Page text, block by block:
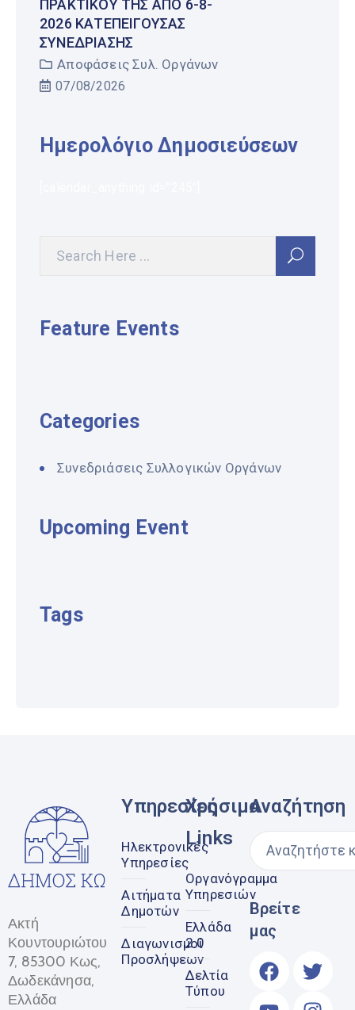
ΠΡΑΚΤΙΚΟΎ ΤΗΣ ΑΠΌ 6-8-
2026 ΚΑΤΕΠΕΊΓΟΥΣΑΣ
ΣΥΝΕΔΡΊΑΣΗΣ
Αποφάσεις Συλ. Οργάνων
07/08/2026
Ημερολόγιο Δημοσιεύσεων
Feature Events
Categories
Συνεδριάσεις Συλλογικών Οργάνων
Upcoming Event
Tags
Ακτή
Κουντουριώτου
7, 85300 Κως,
Δωδεκάνησα,
Ελλάδα
Υπηρεσίες
Ηλεκτρονικές
Υπηρεσίες
Αιτήματα
Δημοτών
Διαγωνισμοί
Προσλήψεων
Χρήσιμα
Links
Οργανόγραμμα
Υπηρεσιών
Ελλάδα
2.0
Δελτία
Τύπου
Αναζήτηση
Βρείτε
μας